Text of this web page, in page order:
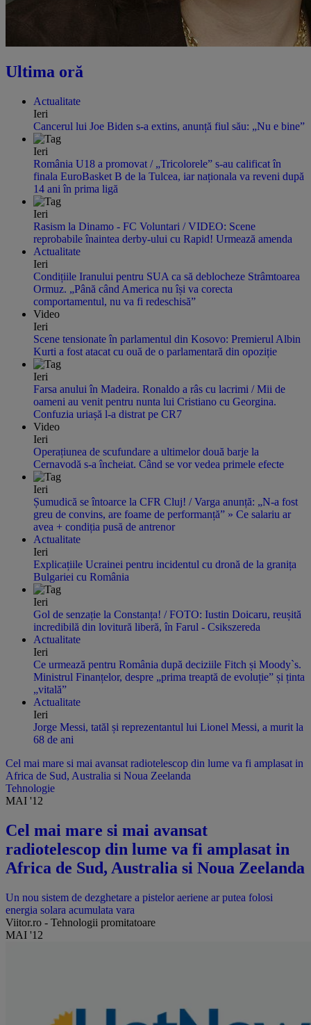
Ultima oră
Actualitate
Ieri
Cancerul lui Joe Biden s-a extins, anunță fiul său: „Nu e bine”
Ieri
România U18 a promovat / „Tricolorele” s-au calificat în
finala EuroBasket B de la Tulcea, iar naționala va reveni după
14 ani în prima ligă
Ieri
Rasism la Dinamo - FC Voluntari / VIDEO: Scene
reprobabile înaintea derby-ului cu Rapid! Urmează amenda
Actualitate
Ieri
Condițiile Iranului pentru SUA ca să deblocheze Strâmtoarea
Ormuz. „Până când America nu își va corecta
comportamentul, nu va fi redeschisă”
Video
Ieri
Scene tensionate în parlamentul din Kosovo: Premierul Albin
Kurti a fost atacat cu ouă de o parlamentară din opoziție
Ieri
Farsa anului în Madeira. Ronaldo a râs cu lacrimi / Mii de
oameni au venit pentru nunta lui Cristiano cu Georgina.
Confuzia uriașă l-a distrat pe CR7
Video
Ieri
Operațiunea de scufundare a ultimelor două barje la
Cernavodă s-a încheiat. Când se vor vedea primele efecte
Ieri
Șumudică se întoarce la CFR Cluj! / Varga anunță: „N-a fost
greu de convins, are foame de performanță” » Ce salariu ar
avea + condiția pusă de antrenor
Actualitate
Ieri
Explicațiile Ucrainei pentru incidentul cu dronă de la granița
Bulgariei cu România
Ieri
Gol de senzație la Constanța! / FOTO: Iustin Doicaru, reușită
incredibilă din lovitură liberă, în Farul - Csikszereda
Actualitate
Ieri
Ce urmează pentru România după deciziile Fitch și Moody`s.
Ministrul Finanțelor, despre „prima treaptă de evoluție” și ținta
„vitală”
Actualitate
Ieri
Jorge Messi, tatăl și reprezentantul lui Lionel Messi, a murit la
68 de ani
Cel mai mare si mai avansat radiotelescop din lume va fi amplasat in
Africa de Sud, Australia si Noua Zeelanda
Tehnologie
MAI '12
Cel mai mare si mai avansat
radiotelescop din lume va fi amplasat in
Africa de Sud, Australia si Noua Zeelanda
Un nou sistem de dezghetare a pistelor aeriene ar putea folosi
energia solara acumulata vara
Viitor.ro - Tehnologii promitatoare
MAI '12